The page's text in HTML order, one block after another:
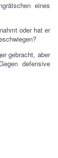
eines
oder hat er
gebracht, aber
defensive